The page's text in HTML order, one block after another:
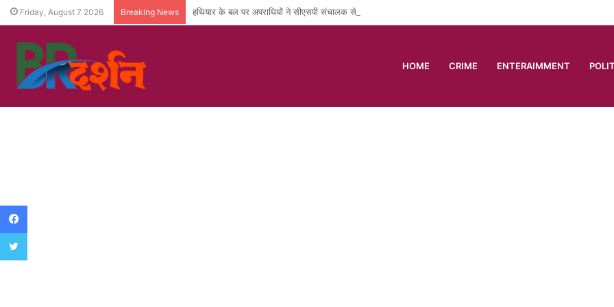
Friday, August 7 2026 Breaking News हथियार के बल पर अपराधियों ने सीएसपी संचालक से करीब सवा लाख की लूट, जांच में जुटी पुलिस
HOME CRIME ENTERAIMMENT